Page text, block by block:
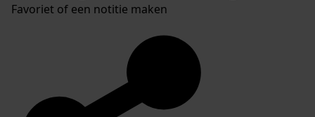
Favoriet of een notitie maken